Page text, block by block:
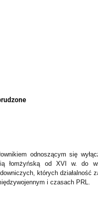
odnoszącym się
łomżyńską od XVI w. do
których działalność
i czasach PRL.